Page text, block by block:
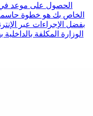
الحصول على موعد
الخاص بك هو خطوة
بفضل الإجراءات عبر
الوزارة المكلفة